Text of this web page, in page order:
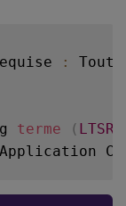
:
terme ( LTSR